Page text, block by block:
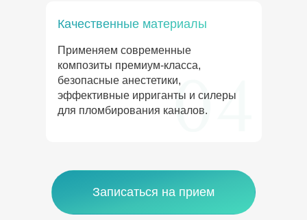
Записаться на прием
Применяем современные
композиты премиум-класса,
безопасные анестетики,
эффективные ирриганты и силеры
для пломбирования каналов.
Качественные материалы